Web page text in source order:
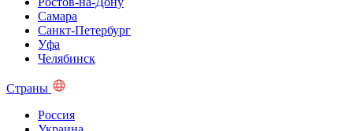
Самара
Санкт-Петербург
Уфа
Челябинск
Страны
Россия